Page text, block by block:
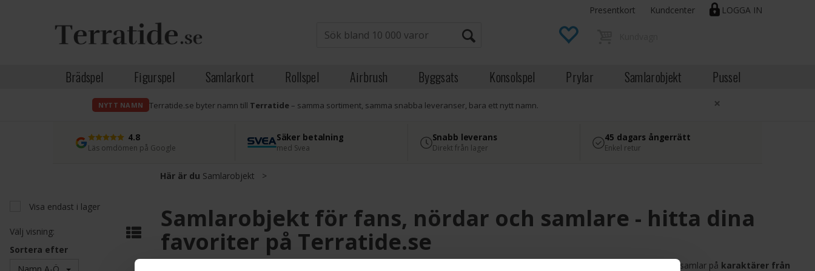
LOGGA IN
Presentkort Kundcenter
Brädspel Figurspel Samlarkort Rollspel Airbrush Byggsats Konsolspel Prylar Samlarobjekt Pussel
NYTT NAMN Terratide.se byter namn till Terratide– samma sortiment, samma snabba leveranser, bara ett nytt namn. ×
4.8
Läs omdömen på Google
Säker betalning
med Svea
Snabb leverans
Direkt från lager
45 dagars ångerrätt
Enkel retur
Här är du Samlarobjekt >
Visa endast i lager
Välj visning:
Sortera efter
Samlarobjekt för fans, nördar och samlare - hitta dina
favoriter på Terratide.se
hittar du ett fantastiskt urval av samlarobjekt för både hängivna samlare och popkulturentusiaster! Oavsett om du samlar på karaktärer från